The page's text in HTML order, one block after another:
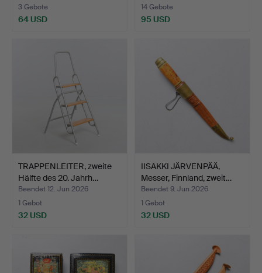
3 Gebote
64 USD
14 Gebote
95 USD
TRAPPENLEITER, zweite
Hälfte des 20. Jahrh…
Beendet 12. Jun 2026
1 Gebot
32 USD
IISAKKI JÄRVENPÄÄ,
Messer, Finnland, zweit…
Beendet 9. Jun 2026
1 Gebot
32 USD